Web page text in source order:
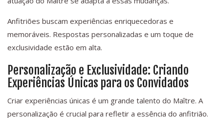
Anfitriões buscam experiências enriquecedoras e
memoráveis. Respostas personalizadas e um toque de
exclusividade estão em alta.
Personalização e Exclusividade: Criando
Experiências Únicas para os Convidados
Criar experiências únicas é um grande talento do Maître. A
personalização é crucial para refletir a essência do anfitrião.